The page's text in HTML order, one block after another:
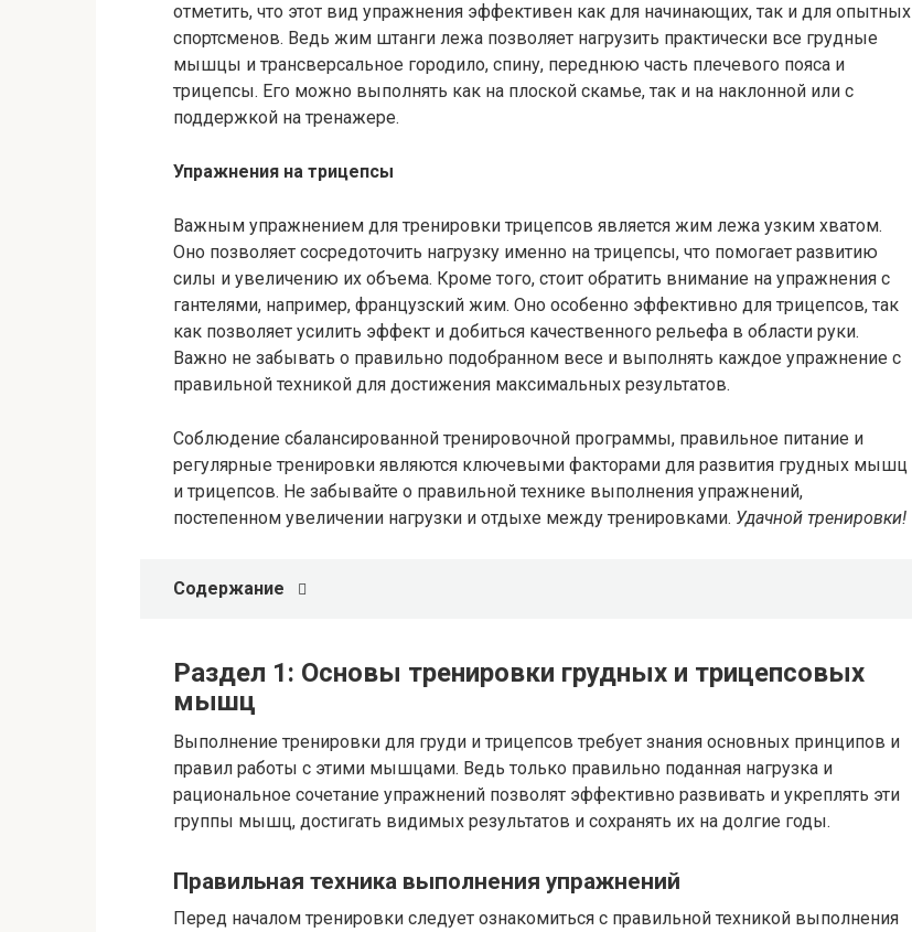
отметить, что этот вид упражнения эффективен как для начинающих, так и для опытных
спортсменов. Ведь жим штанги лежа позволяет нагрузить практически все грудные
мышцы и трансверсальное городило, спину, переднюю часть плечевого пояса и
трицепсы. Его можно выполнять как на плоской скамье, так и на наклонной или с
поддержкой на тренажере.
Упражнения на трицепсы
Важным упражнением для тренировки трицепсов является жим лежа узким хватом.
Оно позволяет сосредоточить нагрузку именно на трицепсы, что помогает развитию
силы и увеличению их объема. Кроме того, стоит обратить внимание на упражнения с
гантелями, например, французский жим. Оно особенно эффективно для трицепсов, так
как позволяет усилить эффект и добиться качественного рельефа в области руки.
Важно не забывать о правильно подобранном весе и выполнять каждое упражнение с
правильной техникой для достижения максимальных результатов.
Соблюдение сбалансированной тренировочной программы, правильное питание и
регулярные тренировки являются ключевыми факторами для развития грудных мышц
и трицепсов. Не забывайте о правильной технике выполнения упражнений,
постепенном увеличении нагрузки и отдыхе между тренировками. Удачной тренировки!
Содержание
Раздел 1: Основы тренировки грудных и трицепсовых
мышц
Выполнение тренировки для груди и трицепсов требует знания основных принципов и
правил работы с этими мышцами. Ведь только правильно поданная нагрузка и
рациональное сочетание упражнений позволят эффективно развивать и укреплять эти
группы мышц, достигать видимых результатов и сохранять их на долгие годы.
Правильная техника выполнения упражнений
Перед началом тренировки следует ознакомиться с правильной техникой выполнения